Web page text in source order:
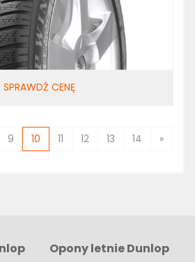
SPRAWDŹ CENĘ
9 10 11 12 13 14 »
Opony letnie Dunlop